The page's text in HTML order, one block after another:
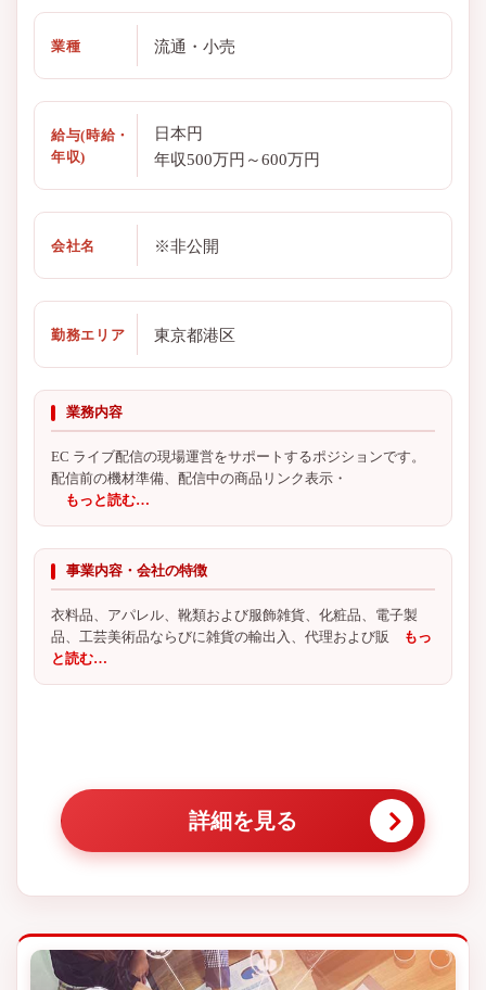
業種 流通・小売
給与(時給・
年収)
日本円
年収500万円～600万円
会社名 ※非公開
勤務エリア 東京都港区
業務内容
EC ライブ配信の現場運営をサポートするポジションです。
配信前の機材準備、配信中の商品リンク表示・
もっと読む…
事業内容・会社の特徴
衣料品、アパレル、靴類および服飾雑貨、化粧品、電子製
品、工芸美術品ならびに雑貨の輸出入、代理および販
もっ
と読む…
詳細を見る